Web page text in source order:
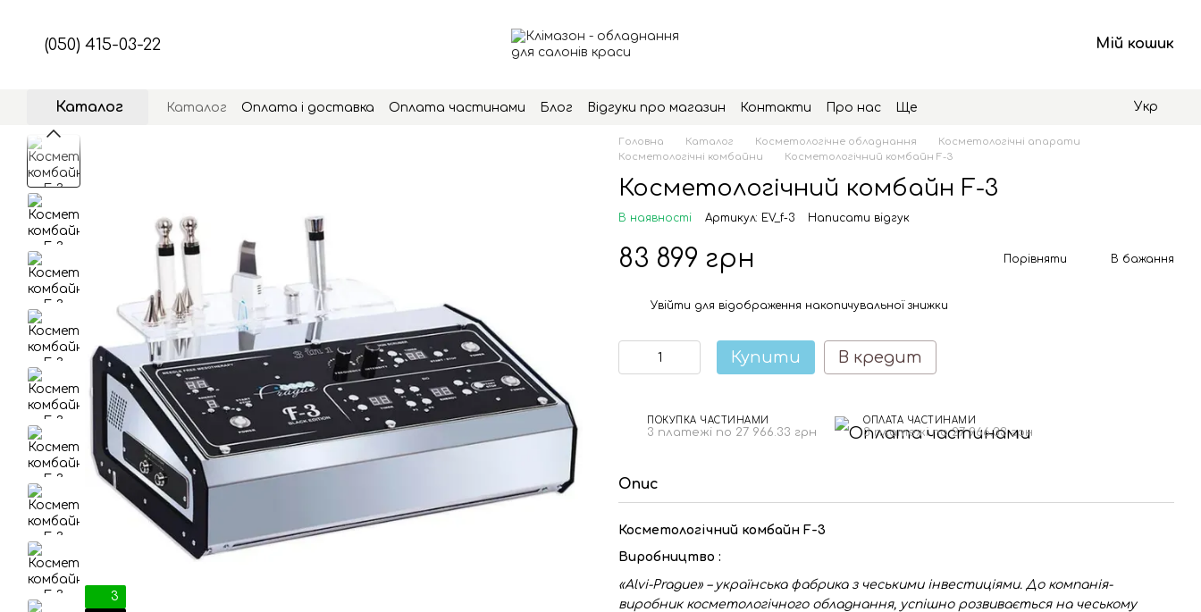
(050) 415-03-22 Мій кошик
Каталог Каталог Оплата і доставка Оплата частинами Блог Відгуки про магазин Контакти Про нас Ще Укр
3
Головна Каталог Косметологічне обладнання
Косметологічні апарати
Косметологічні комбайни
Косметологічний комбайн F-3
Косметологічний комбайн F-3
В наявності Артикул: EV_f-3 Написати відгук
83 899 грн Порівняти В бажання
Увійти для відображення накопичувальної знижки
Купити В кредит
ПОКУПКА ЧАСТИНАМИ
3 платежі по 27 966.33 грн
ОПЛАТА ЧАСТИНАМИ
3 платежі по 27 966.33 грн
Опис
Косметологічний комбайн F-3
Виробництво :
«Alvi-Prague» – українська фабрика з чеськими інвестиціями. До компанія-
виробник косметологічного обладнання, успішно розвивається на чеському